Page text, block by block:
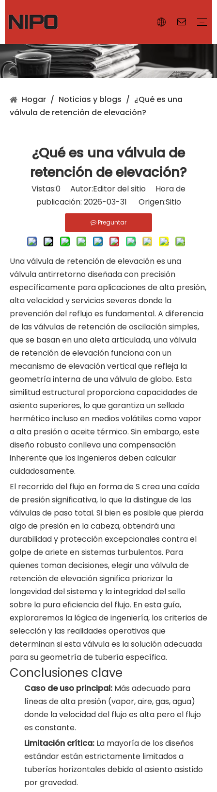
Hogar / Noticias y blogs / ¿Qué es una
válvula de retención de elevación?
¿Qué es una válvula de
retención de elevación?
Vistas:0 Autor:Editor del sitio Hora de
publicación: 2026-03-31 Origen:Sitio
Preguntar
Una válvula de retención de elevación es una
válvula antirretorno diseñada con precisión
específicamente para aplicaciones de alta presión,
alta velocidad y servicios severos donde la
prevención del reflujo es fundamental. A diferencia
de las válvulas de retención de oscilación simples,
que se basan en una aleta articulada, una válvula
de retención de elevación funciona con un
mecanismo de elevación vertical que refleja la
geometría interna de una válvula de globo. Esta
similitud estructural proporciona capacidades de
asiento superiores, lo que garantiza un sellado
hermético incluso en medios volátiles como vapor
a alta presión o aceite térmico. Sin embargo, este
diseño robusto conlleva una compensación
inherente que los ingenieros deben calcular
cuidadosamente.
El recorrido del flujo en forma de S crea una caída
de presión significativa, lo que la distingue de las
válvulas de paso total. Si bien es posible que pierda
algo de presión en la cabeza, obtendrá una
durabilidad y protección excepcionales contra el
golpe de ariete en sistemas turbulentos. Para
quienes toman decisiones, elegir unaválvula de
retención de elevaciónsignifica priorizar la
longevidad del sistema y la integridad del sello
sobre la pura eficiencia del flujo. En esta guía,
exploraremos la lógica de ingeniería, los criterios de
selección y las realidades operativas que
determinan si esta válvula es la solución adecuada
para su geometría de tubería específica.
Conclusiones clave
Caso de uso principal: Más adecuado para
líneas de alta presión (vapor, aire, gas, agua)
donde la velocidad del flujo es alta pero el flujo
es constante.
Limitación crítica: La mayoría de los diseños
estándar están estrictamente limitados a
tuberías horizontales debido al asiento asistido
por gravedad.